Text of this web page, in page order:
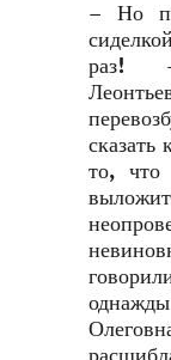
– Но
раз!
то, что